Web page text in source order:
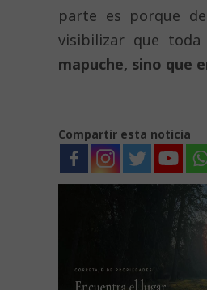
parte es porque
visibilizar que
mapuche, sino que
Compartir esta noticia